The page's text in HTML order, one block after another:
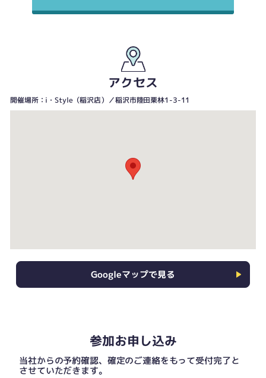
アクセス
開催場所：i・Style（稲沢店）／稲沢市陸田栗林1-3-11
Googleマップで見る
参加お申し込み
当社からの予約確認、確定のご連絡をもって受付完了と
させていただきます。